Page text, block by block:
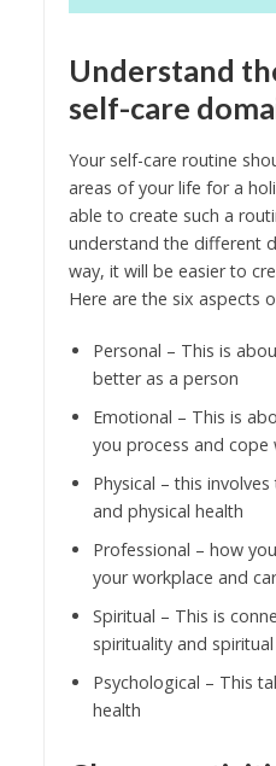
Understand
self-care
Your self-care routine
areas of your life for a
able to create such a
understand the different
way, it will be easier to
Here are the six aspects
Personal – This is
better as a person
Emotional – This is
you process and cope
Physical – this
and physical health
Professional – how
your workplace and
Spiritual – This is
spirituality and
Psychological – This
health